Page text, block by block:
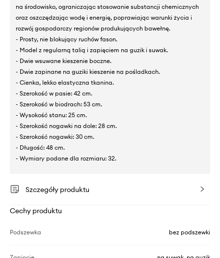
na środowisko, ograniczając stosowanie substancji chemicznych
oraz oszczędzając wodę i energię, poprawiając warunki życia i
rozwój gospodarczy regionów produkujących bawełnę.
- Prosty, nie blokujący ruchów fason.
- Model z regularną talią i zapięciem na guzik i suwak.
- Dwie wsuwane kieszenie boczne.
- Dwie zapinane na guziki kieszenie na pośladkach.
- Cienka, lekko elastyczna tkanina.
- Szerokość w pasie: 42 cm.
- Szerokość w biodrach: 53 cm.
- Wysokość stanu: 25 cm.
- Szerokość nogawki na dole: 28 cm.
- Szerokość nogawki: 30 cm.
- Długość: 48 cm.
- Wymiary podane dla rozmiaru: 32.
Szczegóły produktu
Cechy produktu
Podszewka bez podszewki